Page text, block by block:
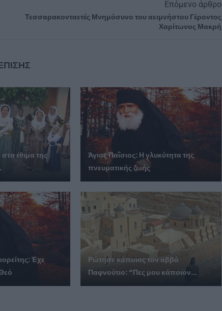
Επόμενο άρθρο
Τεσσαρακονταετές Μνημόσυνο του αειμνήστου Γέροντος
Χαρίτωνος Μακρή
έθιμα της
Άγιος Παΐσιος: Η γλυκύτητα της
πνευματικής ζωής
Ἐχε
Ρώτησε κάποιος τον αββά
Παφνούτιο: “Πες μου κάποιον...